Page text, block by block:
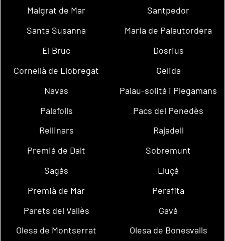
Malgrat de Mar
Santpedor
Santa Susanna
Maria de Palautordera
El Bruc
Dosrius
Cornellà de Llobregat
Gelida
Navas
Palau-solità i Plegamans
Palafolls
Pacs del Penedès
Rellinars
Rajadell
Premià de Dalt
Sobremunt
Sagàs
Lluçà
Premià de Mar
Perafita
Parets del Vallès
Gavà
Olesa de Montserrat
Olesa de Bonesvalls